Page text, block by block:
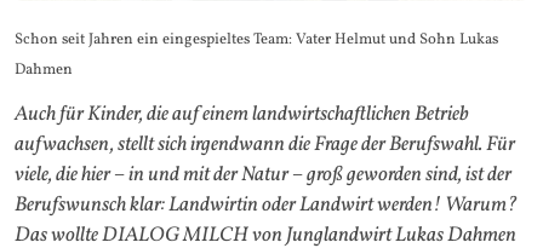
Schon seit Jahren ein eingespieltes Team: Vater Helmut und Sohn Lukas
Dahmen
Auch für Kinder, die auf einem landwirtschaftlichen Betrieb
aufwachsen, stellt sich irgendwann die Frage der Berufswahl. Für
viele, die hier – in und mit der Natur – groß geworden sind, ist der
Berufswunsch klar: Landwirtin oder Landwirt werden! Warum?
Das wollte DIALOG MILCH von Junglandwirt Lukas Dahmen